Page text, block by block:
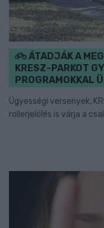
ÁTADJÁK A
KRESZ-PARKOT
PROGRAMOKKAL
Ügyességi versenyek,
rollerjelölés is várja a